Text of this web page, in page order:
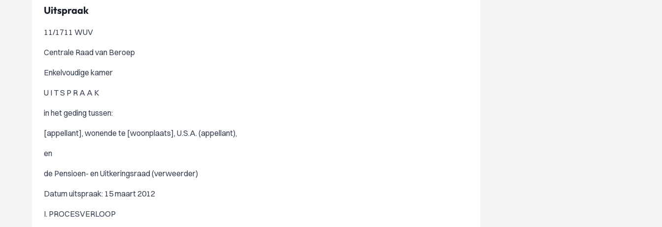
Uitspraak
11/1711 WUV
Centrale Raad van Beroep
Enkelvoudige kamer
U I T S P R A A K
in het geding tussen:
[appellant], wonende te [woonplaats], U.S.A. (appellant),
en
de Pensioen- en Uitkeringsraad (verweerder)
Datum uitspraak: 15 maart 2012
I. PROCESVERLOOP